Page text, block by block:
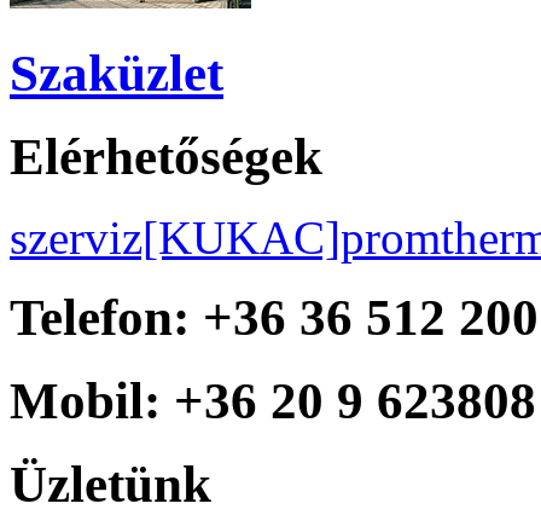
Szaküzlet
Elérhetőségek
Telefon: +36 36 512 200
Mobil: +36 20 9 623808
Üzletünk